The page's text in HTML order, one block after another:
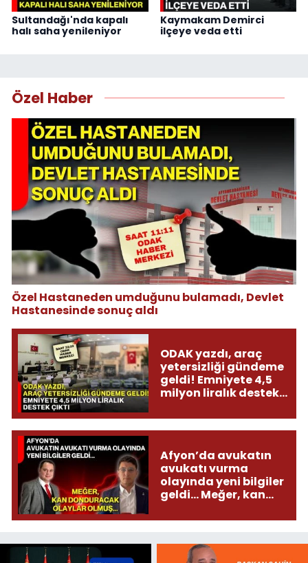
Sultandağı'nda kapalı
halı saha yenileniyor
Kaymakam Demirci
ilçeye veda etti
Özel Haber
Özel Hastaneden umduğunu bulamadı, Devlet
Hastanesinde sonuç aldı
ODAK yazdı, araç
yetersizliği gündeme
geldi! Emniyete 4,5
milyon liralık destek
Afyon’da avukatın
avukatı vurma
olayında yeni bilgiler
geldi... Meğer, kan
olmuş...